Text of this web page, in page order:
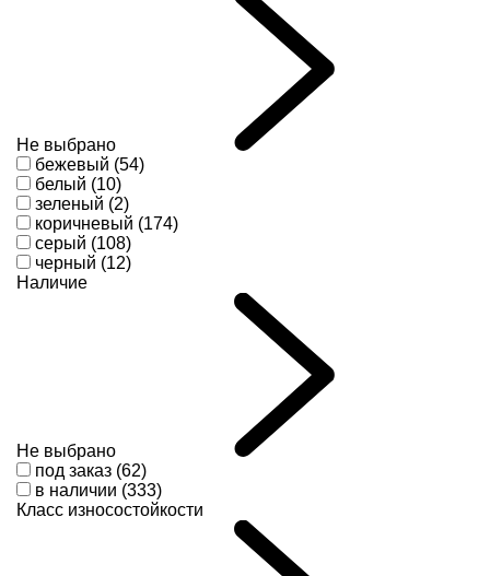
Не выбрано
бежевый (54)
белый (10)
зеленый (2)
коричневый (174)
серый (108)
черный (12)
Наличие
Не выбрано
под заказ (62)
в наличии (333)
Класс износостойкости